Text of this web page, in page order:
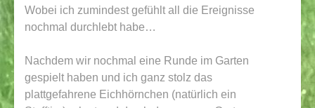
Wobei ich zumindest gefühlt all die Ereignisse
nochmal durchlebt habe…
Nachdem wir nochmal eine Runde im Garten
gespielt haben und ich ganz stolz das
plattgefahrene Eichhörnchen (natürlich ein